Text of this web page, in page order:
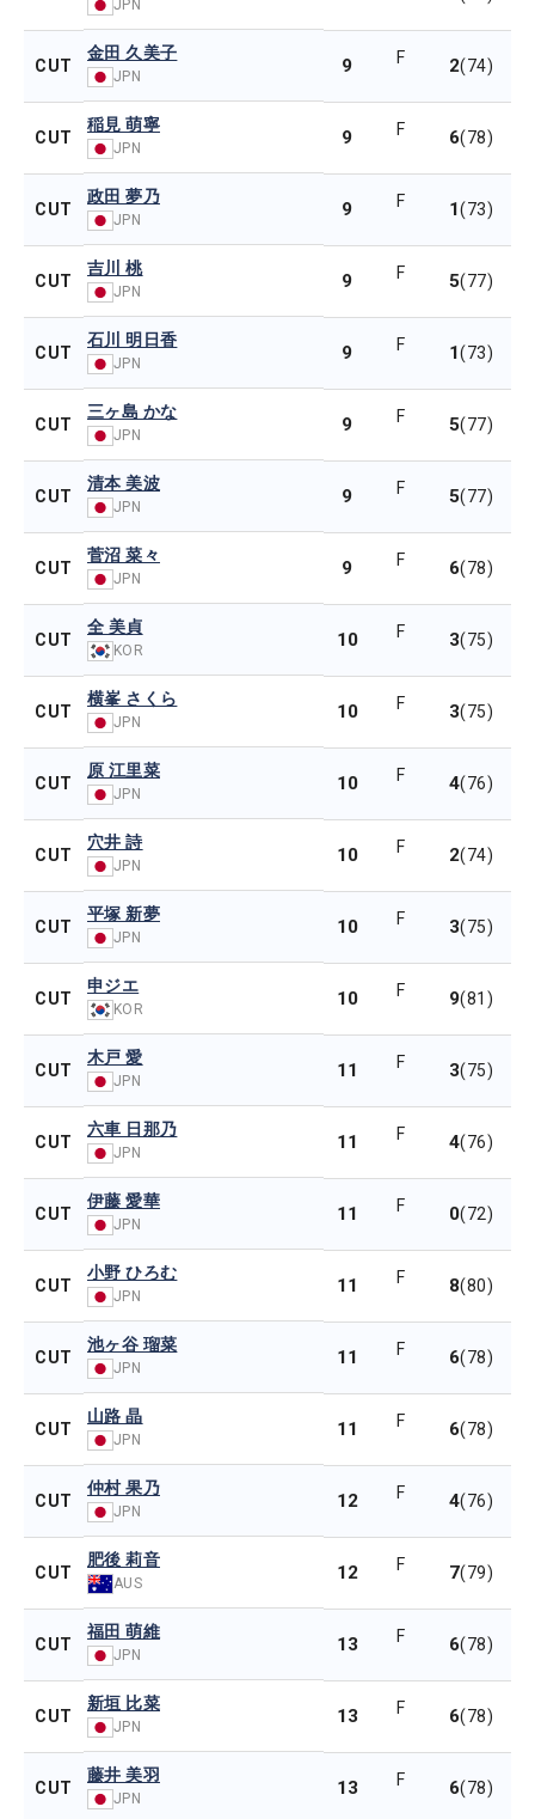
JPN
CUT
金田 久美子
JPN 9 F 2(74)
CUT
稲見 萌寧
JPN 9 F 6(78)
CUT
政田 夢乃
JPN 9 F 1(73)
CUT
吉川 桃
JPN 9 F 5(77)
CUT
石川 明日香
JPN 9 F 1(73)
CUT
三ヶ島 かな
JPN 9 F 5(77)
CUT
清本 美波
JPN 9 F 5(77)
CUT
菅沼 菜々
JPN 9 F 6(78)
CUT
全 美貞
KOR 10 F 3(75)
CUT
横峯 さくら
JPN 10 F 3(75)
CUT
原 江里菜
JPN 10 F 4(76)
CUT
穴井 詩
JPN 10 F 2(74)
CUT
平塚 新夢
JPN 10 F 3(75)
CUT
申ジエ
KOR 10 F 9(81)
CUT
木戸 愛
JPN 11 F 3(75)
CUT
六車 日那乃
JPN 11 F 4(76)
CUT
伊藤 愛華
JPN 11 F 0(72)
CUT
小野 ひろむ
JPN 11 F 8(80)
CUT
池ヶ谷 瑠菜
JPN 11 F 6(78)
CUT
山路 晶
JPN 11 F 6(78)
CUT
仲村 果乃
JPN 12 F 4(76)
CUT
肥後 莉音
AUS 12 F 7(79)
CUT
福田 萌維
JPN 13 F 6(78)
CUT
新垣 比菜
JPN 13 F 6(78)
CUT
藤井 美羽
JPN 13 F 6(78)